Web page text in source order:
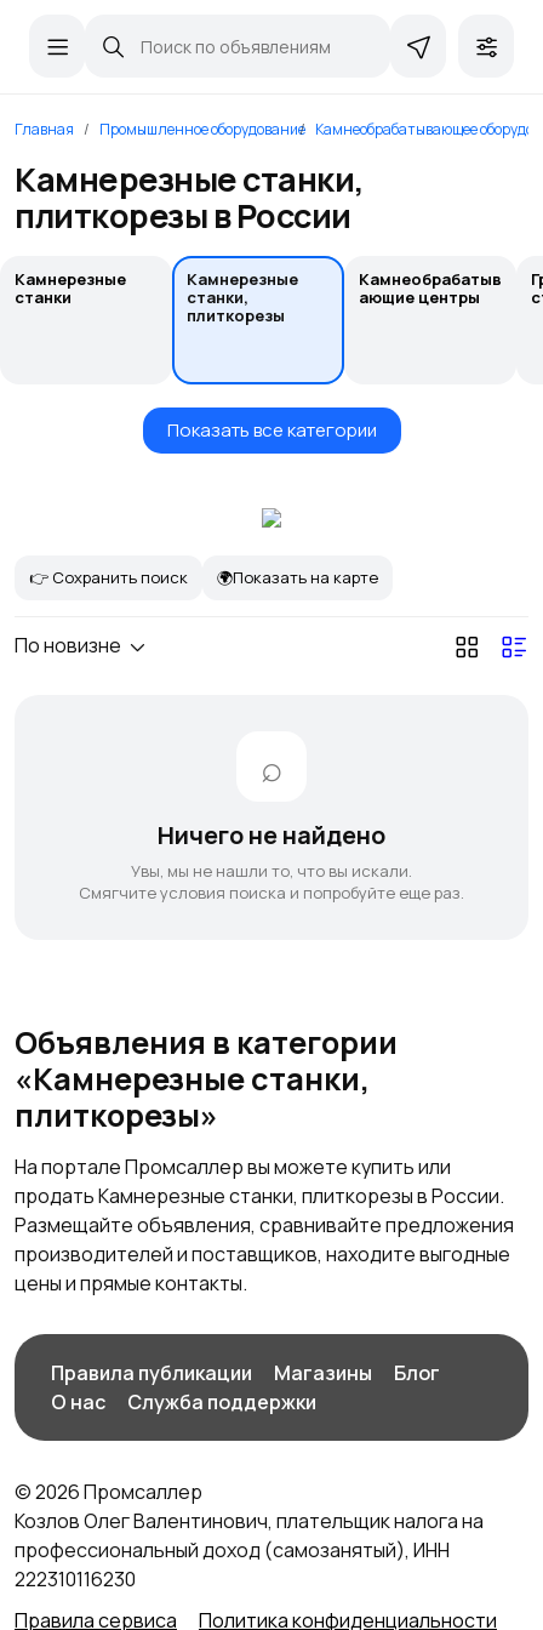
Главная Промышленное оборудование Камнеобрабатывающее
Камнерезные станки,
плиткорезы в России
Камнерезные
станки
Камнерезные
станки,
плиткорезы
Камнеобрабатыв
ающие центры
Показать все категории
👉 Сохранить поиск 🌍Показать на карте
По новизне
Ничего не найдено
Увы, мы не нашли то, что вы искали.
Смягчите условия поиска и попробуйте еще раз.
Объявления в категории
«Камнерезные станки,
плиткорезы»
На портале Промсаллер вы можете купить или
продать Камнерезные станки, плиткорезы в России.
Размещайте объявления, сравнивайте предложения
производителей и поставщиков, находите выгодные
цены и прямые контакты.
Правила публикации Магазины
Блог
О нас
Служба поддержки
© 2026 Промсаллер
Козлов Олег Валентинович, плательщик налога на
профессиональный доход (самозанятый), ИНН
222310116230
Правила сервиса
Политика конфиденциальности